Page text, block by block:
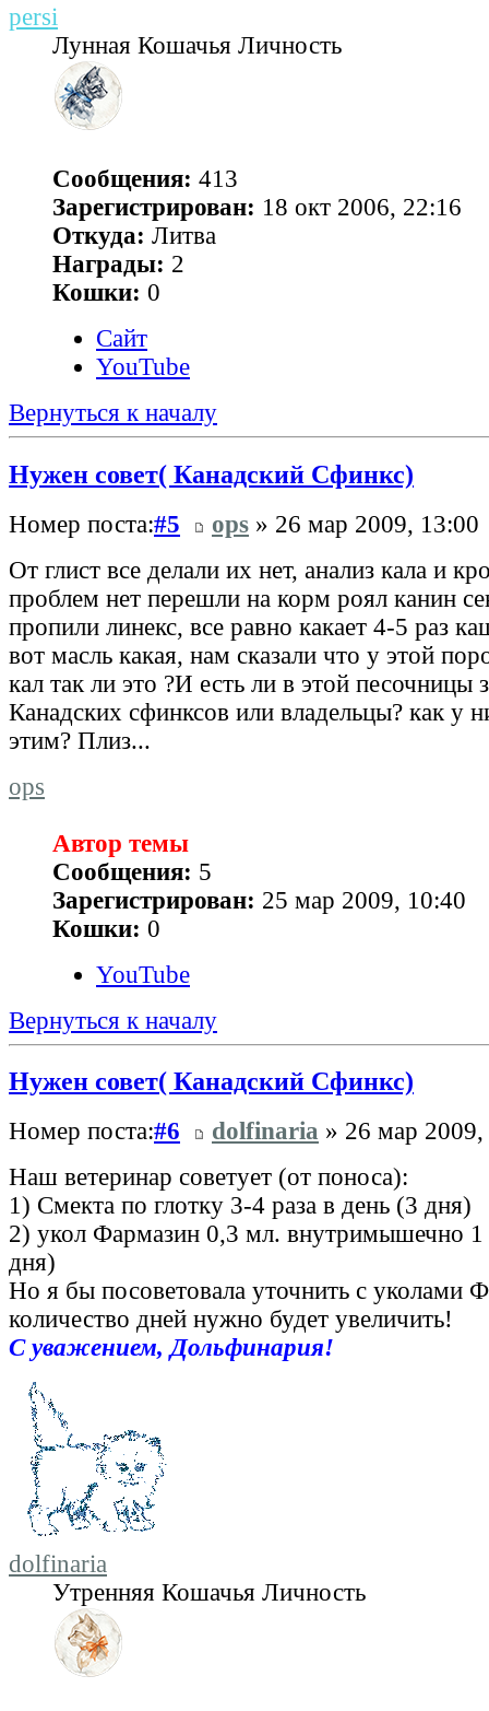
persi
Лунная Кошачья Личность
Сообщения: 413
Зарегистрирован: 18 окт 2006, 22:16
Откуда: Литва
Награды: 2
Кошки: 0
Сайт
YouTube
Вернуться к началу
Нужен совет( Канадский Сфинкс)
Номер поста:#5 ops » 26 мар 2009, 13:00
От глист все делали их нет, анализ кала и
проблем нет перешли на корм роял канин
пропили линекс, все равно какает 4-5 раз
вот масль какая, нам сказали что у этой
кал так ли это ?И есть ли в этой песочницы
Канадских сфинксов или владельцы? как у
этим? Плиз...
ops
Автор темы
Сообщения: 5
Зарегистрирован: 25 мар 2009, 10:40
Кошки: 0
YouTube
Вернуться к началу
Нужен совет( Канадский Сфинкс)
Номер поста:#6 dolfinaria » 26 мар
Наш ветеринар советует (от поноса):
1) Смекта по глотку 3-4 раза в день (3 дня)
2) укол Фармазин 0,3 мл. внутримышечно 1
дня)
Но я бы посоветовала уточнить с уколами
количество дней нужно будет увеличить!
С уважением, Дольфинария!
dolfinaria
Утренняя Кошачья Личность